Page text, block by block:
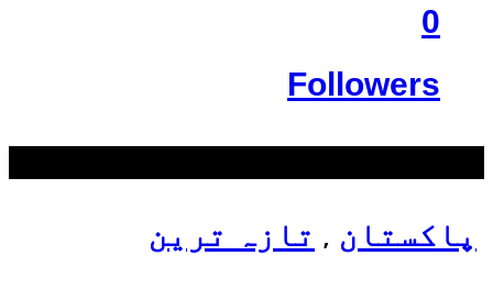
0
Followers
پاکستان , تازہ ترین